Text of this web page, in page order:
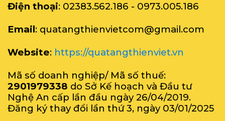
Điện thoại: 02383.562.186 - 0973.005.186
Email: quatangthienvietcom@gmail.com
Website: https://quatangthienviet.vn
Mã số doanh nghiệp/ Mã số thuế:
2901979338 do Sở Kế hoạch và Đầu tư
Nghệ An cấp lần đầu ngày 26/04/2019.
Đăng ký thay đổi lần thứ 3, ngày 03/01/2025